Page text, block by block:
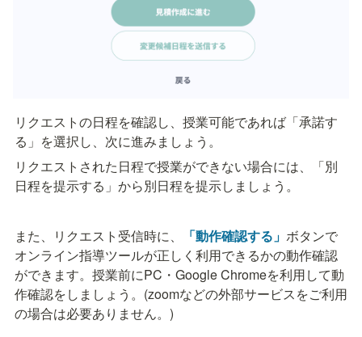
リクエストの日程を確認し、授業可能であれば「承諾す
る」を選択し、次に進みましょう。
リクエストされた日程で授業ができない場合には、「別
日程を提示する」から別日程を提示しましょう。
また、リクエスト受信時に、 「動作確認する」 ボタンで
オンライン指導ツールが正しく利用できるかの動作確認
ができます。授業前にPC・Google Chromeを利用して動
作確認をしましょう。(zoomなどの外部サービスをご利用
の場合は必要ありません。)